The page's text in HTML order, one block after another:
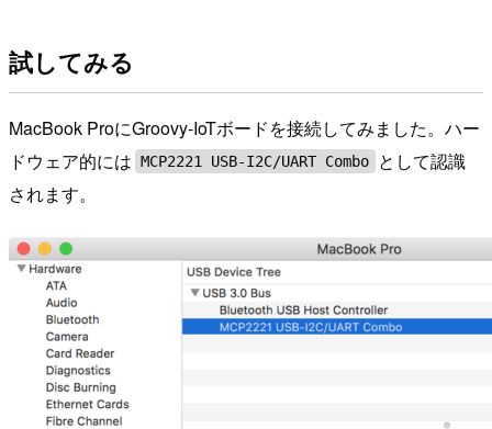
試してみる
MacBook ProにGroovy-IoTボードを接続してみました。ハー
ドウェア的には MCP2221 USB-I2C/UART Combo
として認識
されます。